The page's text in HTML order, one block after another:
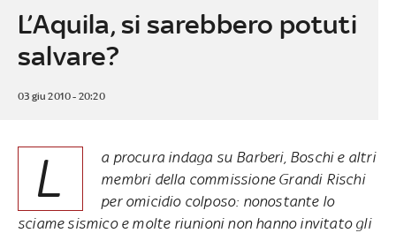
L’Aquila, si sarebbero potuti
salvare?
03 giu 2010 - 20:20
L
a procura indaga su Barberi, Boschi e altri
membri della commissione Grandi Rischi
per omicidio colposo: nonostante lo
sciame sismico e molte riunioni non hanno invitato gli